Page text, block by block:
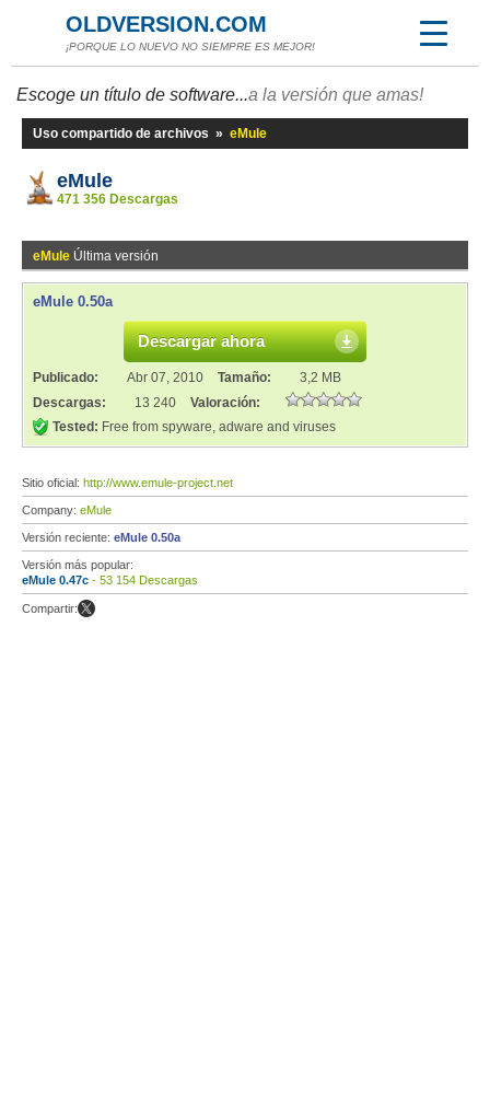
OLDVERSION.COM
¡PORQUE LO NUEVO NO SIEMPRE ES MEJOR!
Escoge un título de software...a la versión que amas!
Uso compartido de archivos » eMule
eMule
471 356 Descargas
eMule Última versión
eMule 0.50a
Descargar ahora
Publicado: Abr 07, 2010 Tamaño:
3,2 MB
Descargas:
13 240
Valoración:
Tested: Free from spyware, adware and viruses
Sitio oficial: http://www.emule-project.net
Company: eMule
Versión reciente: eMule 0.50a
Versión más popular:
eMule 0.47c - 53 154 Descargas
Compartir: